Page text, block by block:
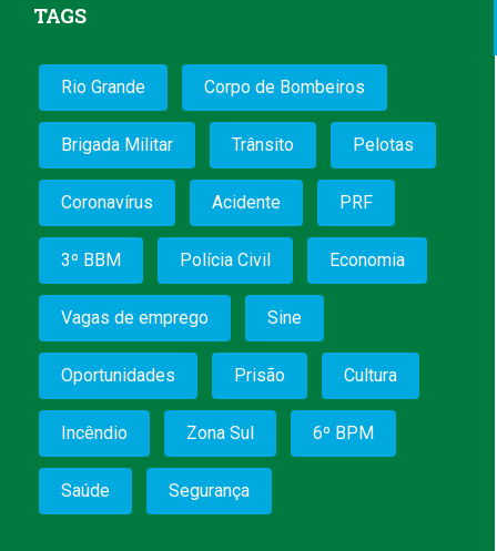
TAGS
Rio Grande Corpo de Bombeiros
Brigada Militar Trânsito Pelotas
Coronavírus Acidente PRF
3º BBM Polícia Civil Economia
Vagas de emprego Sine
Oportunidades Prisão Cultura
Incêndio Zona Sul 6º BPM
Saúde Segurança